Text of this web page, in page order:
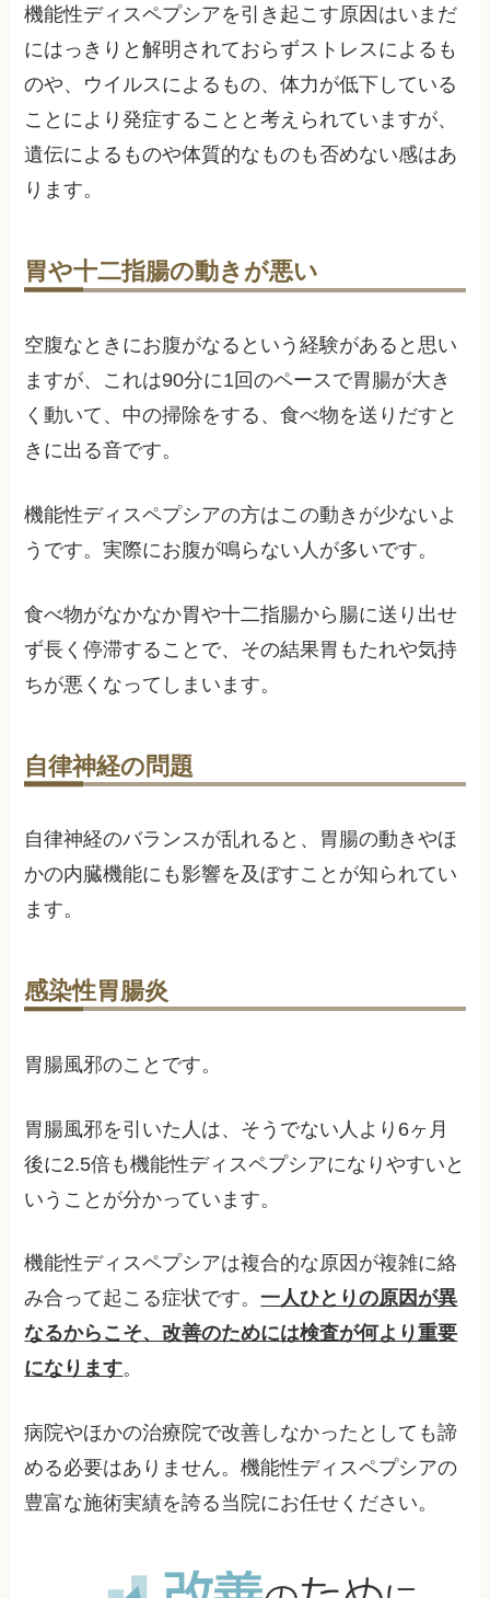
機能性ディスペプシアを引き起こす原因はいまだ
にはっきりと解明されておらずストレスによるも
のや、ウイルスによるもの、体力が低下している
ことにより発症することと考えられていますが、
遺伝によるものや体質的なものも否めない感はあ
ります。
胃や十二指腸の動きが悪い
空腹なときにお腹がなるという経験があると思い
ますが、これは90分に1回のペースで胃腸が大き
く動いて、中の掃除をする、食べ物を送りだすと
きに出る音です。
機能性ディスペプシアの方はこの動きが少ないよ
うです。実際にお腹が鳴らない人が多いです。
食べ物がなかなか胃や十二指腸から腸に送り出せ
ず長く停滞することで、その結果胃もたれや気持
ちが悪くなってしまいます。
自律神経の問題
自律神経のバランスが乱れると、胃腸の動きやほ
かの内臓機能にも影響を及ぼすことが知られてい
ます。
感染性胃腸炎
胃腸風邪のことです。
胃腸風邪を引いた人は、そうでない人より6ヶ月
後に2.5倍も機能性ディスペプシアになりやすいと
いうことが分かっています。
機能性ディスペプシアは複合的な原因が複雑に絡
み合って起こる症状です。一人ひとりの原因が異
なるからこそ、改善のためには検査が何より重要
になります。
病院やほかの治療院で改善しなかったとしても諦
める必要はありません。機能性ディスペプシアの
豊富な施術実績を誇る当院にお任せください。